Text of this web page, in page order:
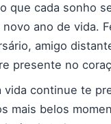
que cada sonho
ano de vida.
amigo
presente no
vida continue te
mais belos